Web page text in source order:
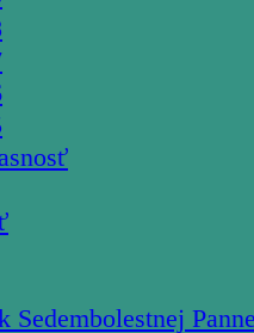
Sedembolestnej